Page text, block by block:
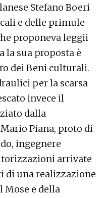
Stefano Boeri
e delle primule
proponeva leggii
la sua proposta è
dei Beni culturali.
per la scarsa
invece il
dalla
Piana, proto di
ingegnere
arrivate
di una realizzazione
Mose e della